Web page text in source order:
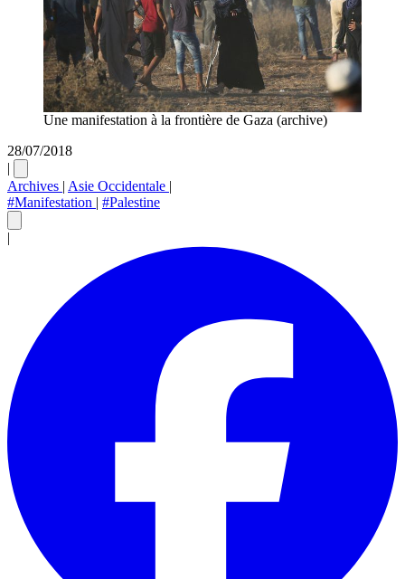
Une manifestation à la frontière de Gaza (archive)
28/07/2018
|
Archives | Asie Occidentale |
#Manifestation | #Palestine
|